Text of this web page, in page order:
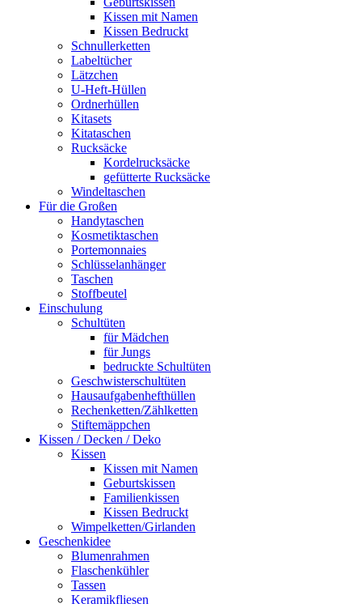
Kissen mit Namen
Kissen Bedruckt
Schnullerketten
Labeltücher
Lätzchen
U-Heft-Hüllen
Ordnerhüllen
Kitasets
Kitataschen
Rucksäcke
Kordelrucksäcke
gefütterte Rucksäcke
Windeltaschen
Für die Großen
Handytaschen
Kosmetiktaschen
Portemonnaies
Schlüsselanhänger
Taschen
Stoffbeutel
Einschulung
Schultüten
für Mädchen
für Jungs
bedruckte Schultüten
Geschwisterschultüten
Hausaufgabenhefthüllen
Rechenketten/Zählketten
Stiftemäppchen
Kissen / Decken / Deko
Kissen
Kissen mit Namen
Geburtskissen
Familienkissen
Kissen Bedruckt
Wimpelketten/Girlanden
Geschenkidee
Blumenrahmen
Flaschenkühler
Tassen
Keramikfliesen